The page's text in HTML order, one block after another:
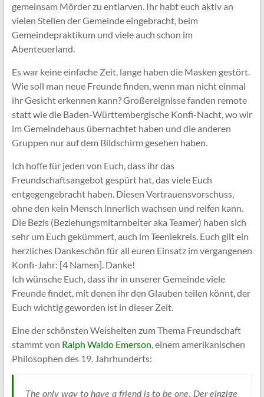
gemeinsam Mörder zu entlarven. Ihr habt euch aktiv an
vielen Stellen der Gemeinde eingebracht, beim
Gemeindepraktikum und viele auch schon im
Abenteuerland.
Es war keine einfache Zeit, lange haben die Masken gestört.
Wie soll man neue Freunde finden, wenn man nicht einmal
ihr Gesicht erkennen kann? Großereignisse fanden remote
statt wie die Baden-Württembergische Konfi-Nacht, wo wir
im Gemeindehaus übernachtet haben und die anderen
Gruppen nur auf dem Bildschirm gesehen haben.
Ich hoffe für jeden von Euch, dass ihr das
Freundschaftsangebot gespürt hat, das viele Euch
entgegengebracht haben. Diesen Vertrauensvorschuss,
ohne den kein Mensch innerlich wachsen und reifen kann.
Die Bezis (Beziehungsmitarnbeiter aka Teamer) haben sich
sehr um Euch gekümmert, auch im Teeniekreis. Euch gilt ein
herzliches Dankeschön für all euren Einsatz im vergangenen
Konfi-Jahr: [4 Namen]. Danke!
Ich wünsche Euch, dass ihr in unserer Gemeinde viele
Freunde findet, mit denen ihr den Glauben teilen könnt, der
Euch wichtig geworden ist in dieser Zeit.
Eine der schönsten Weisheiten zum Thema Freundschaft
stammt von Ralph Waldo Emerson, einem amerikanischen
Philosophen des 19. Jahrhunderts:
The only way to have a friend is to be one. Der einzige